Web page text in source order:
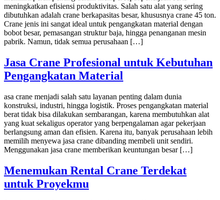
meningkatkan efisiensi produktivitas. Salah satu alat yang sering
dibutuhkan adalah crane berkapasitas besar, khususnya crane 45 ton.
Crane jenis ini sangat ideal untuk pengangkatan material dengan
bobot besar, pemasangan struktur baja, hingga penanganan mesin
pabrik. Namun, tidak semua perusahaan […]
Jasa Crane Profesional untuk Kebutuhan
Pengangkatan Material
asa crane menjadi salah satu layanan penting dalam dunia
konstruksi, industri, hingga logistik. Proses pengangkatan material
berat tidak bisa dilakukan sembarangan, karena membutuhkan alat
yang kuat sekaligus operator yang berpengalaman agar pekerjaan
berlangsung aman dan efisien. Karena itu, banyak perusahaan lebih
memilih menyewa jasa crane dibanding membeli unit sendiri.
Menggunakan jasa crane memberikan keuntungan besar […]
Menemukan Rental Crane Terdekat
untuk Proyekmu